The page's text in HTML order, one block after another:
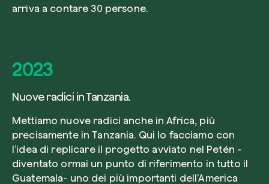
arriva a contare 30 persone.
2023
Nuove radici in Tanzania.
Mettiamo nuove radici anche in Africa, più
precisamente in Tanzania. Qui lo facciamo con
l’idea di replicare il progetto avviato nel Petén -
diventato ormai un punto di riferimento in tutto il
Guatemala- uno dei più importanti dell’America